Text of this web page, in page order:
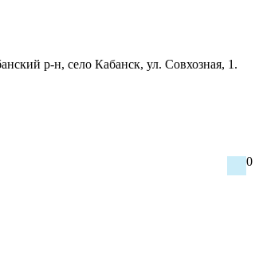
р-н, село Кабанск, ул. Совхозная, 1.
0